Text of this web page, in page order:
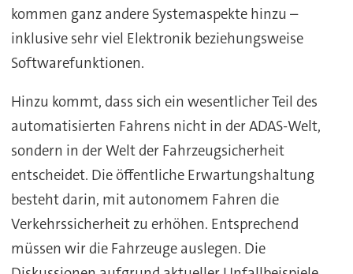
kommen ganz andere Systemaspekte hinzu –
inklusive sehr viel Elektronik beziehungsweise
Softwarefunktionen.
Hinzu kommt, dass sich ein wesentlicher Teil des
automatisierten Fahrens nicht in der ADAS-Welt,
sondern in der Welt der Fahrzeugsicherheit
entscheidet. Die öffentliche Erwartungshaltung
besteht darin, mit autonomem Fahren die
Verkehrssicherheit zu erhöhen. Entsprechend
müssen wir die Fahrzeuge auslegen. Die